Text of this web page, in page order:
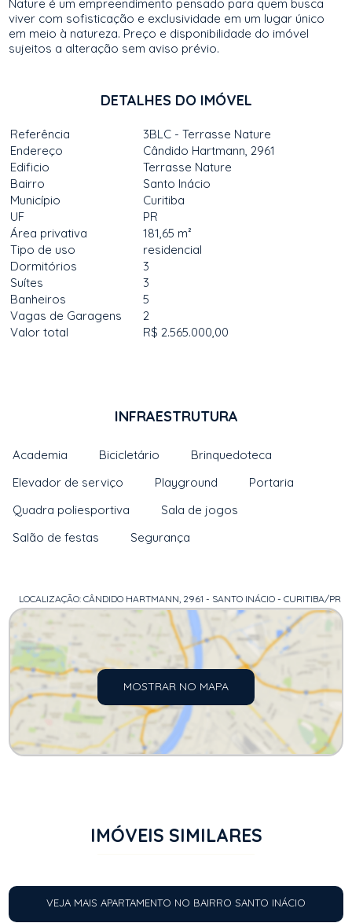
Nature é um empreendimento pensado para quem busca
viver com sofisticação e exclusividade em um lugar único
em meio à natureza. Preço e disponibilidade do imóvel
sujeitos a alteração sem aviso prévio.
DETALHES DO IMÓVEL
Referência
3BLC - Terrasse Nature
Endereço
Cândido Hartmann, 2961
Edificio
Terrasse Nature
Bairro
Santo Inácio
Município
Curitiba
UF
PR
Área privativa
181,65 m²
Tipo de uso
residencial
Dormitórios
3
Suítes
3
Banheiros
5
Vagas de Garagens
2
Valor total
R$ 2.565.000,00
INFRAESTRUTURA
Academia Bicicletário
Brinquedoteca
Elevador de serviço
Playground
Portaria
Quadra poliesportiva
Sala de jogos
Salão de festas
Segurança
LOCALIZAÇÃO: CÂNDIDO HARTMANN, 2961 - SANTO INÁCIO - CURITIBA/PR
MOSTRAR NO MAPA
IMÓVEIS SIMILARES
VEJA MAIS APARTAMENTO NO BAIRRO SANTO INÁCIO